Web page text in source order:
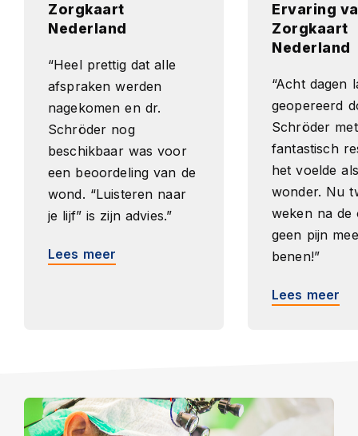
Zorgkaart
Nederland
“Heel prettig dat alle
afspraken werden
nagekomen en dr.
Schröder nog
beschikbaar was voor
een beoordeling van de
wond. “Luisteren naar
je lijf” is zijn advies.”
Lees meer
Ervaring
Zorgkaart
Nederland
“Acht dagen
geopereerd
Schröder
fantastisch
het voelde
wonder. Nu
weken na de
geen pijn
benen!”
Lees meer